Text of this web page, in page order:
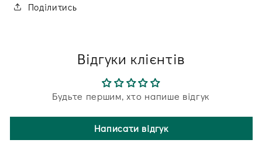
Поділитись
Відгуки клієнтів
Будьте першим, хто напише відгук
Написати відгук